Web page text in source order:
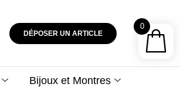
DÉPOSER UN ARTICLE
Bijoux et Montres
0